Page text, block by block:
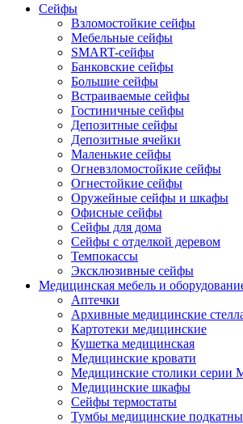
Сейфы
Взломостойкие сейфы
Мебельные сейфы
SMART-сейфы
Банковские сейфы
Большие сейфы
Встраиваемые сейфы
Гостиничные сейфы
Депозитные сейфы
Депозитные ячейки
Маленькие сейфы
Огневзломостойкие сейфы
Огнестойкие сейфы
Оружейные сейфы и шкафы
Офисные сейфы
Сейфы для дома
Сейфы с отделкой деревом
Темпокассы
Эксклюзивные сейфы
Медицинская мебель и
Аптечки
Архивные медицинские
Картотеки медицинские
Кушетка медицинская
Медицинские кровати
Медицинские столики серии
Медицинские шкафы
Сейфы термостаты
Тумбы медицинские